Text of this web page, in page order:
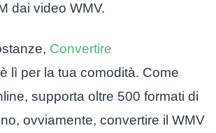
dai video WMV.
Convertire
è lì per la tua comodità. Come
supporta oltre 500 formati di
ovviamente, convertire il WMV